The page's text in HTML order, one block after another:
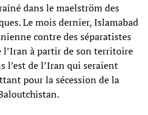
dans le maelström des
Le mois dernier, Islamabad
contre des séparatistes
à partir de son territoire
l’est de l’Iran qui seraient
pour la sécession de la